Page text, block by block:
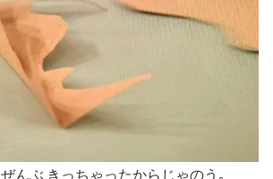
んぶ きっちゃったからじゃのう｡